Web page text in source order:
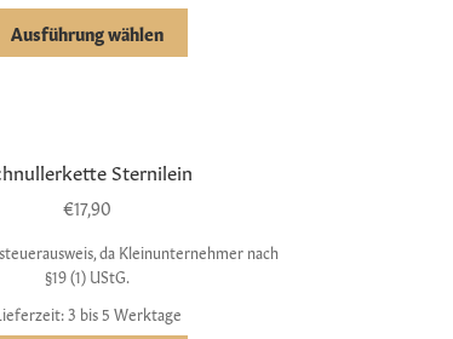
Ausführung wählen
Sternilein
€17,90
da Kleinunternehmer nach
§19 (1) UStG.
3 bis 5 Werktage